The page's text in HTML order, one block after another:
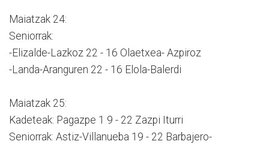
Maiatzak 24:
Seniorrak:
-Elizalde-Lazkoz 22 - 16 Olaetxea- Azpiroz
-Landa-Aranguren 22 - 16 Elola-Balerdi
Maiatzak 25:
Kadeteak: Pagazpe 1 9 - 22 Zazpi Iturri
Seniorrak: Astiz-Villanueba 19 - 22 Barbajero-